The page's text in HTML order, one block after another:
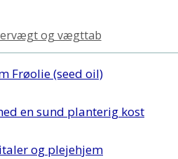
og vægttab
Frøolie (seed oil)
en sund planterig kost
og plejehjem